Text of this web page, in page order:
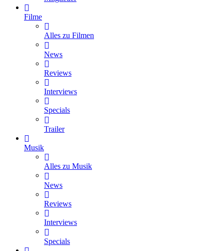
Filme
Alles zu Filmen
News
Reviews
Interviews
Specials
Trailer
Musik
Alles zu Musik
News
Reviews
Interviews
Specials